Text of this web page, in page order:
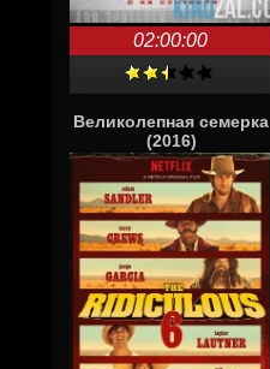
02:00:00
Великолепная семерка
(2016)